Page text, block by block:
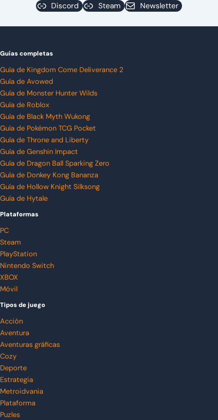
Discord
Steam Newsletter
Guías completas
Guía de Kingdom Come Deliverance 2
Guía de Avowed
Guía de Monster Hunter Wilds
Guía de Roblox
Guía de Black Myth Wukong
Guía de Pokémon TCG Pocket
Guía de Throne and Liberty
Guía de Genshin Impact
Guía de Dragon Ball Sparking Zero
Guía de Donkey Kong Bananza
Guía de Hollow Knight Silksong
Guía de Hytale
Plataformas
PC
Steam
PlayStation
Nintendo Switch
XBOX
Móvil
Tipos de juego
Acción
Aventura
Aventuras gráficas
Cozy
Deporte
Estrategia
Metroidvania
Plataforma
Puzles